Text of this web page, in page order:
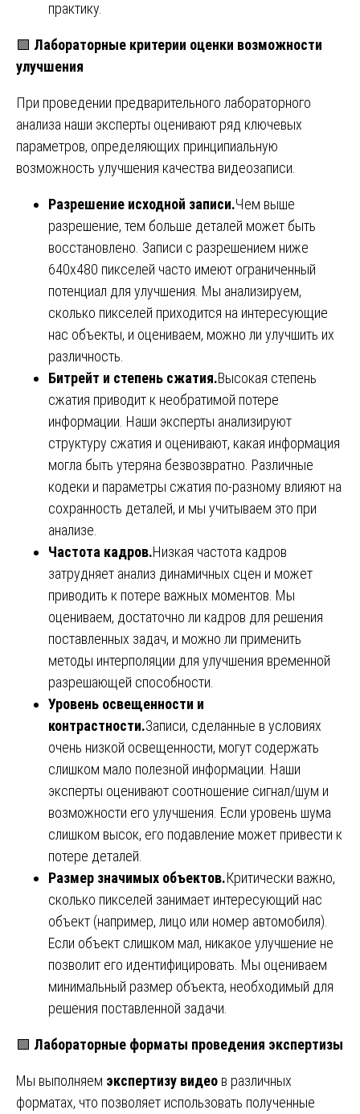
практику.
🟩 Лабораторные критерии оценки возможности
улучшения
При проведении предварительного лабораторного
анализа наши эксперты оценивают ряд ключевых
параметров, определяющих принципиальную
возможность улучшения качества видеозаписи.
Разрешение исходной записи.Чем выше
разрешение, тем больше деталей может быть
восстановлено. Записи с разрешением ниже
640х480 пикселей часто имеют ограниченный
потенциал для улучшения. Мы анализируем,
сколько пикселей приходится на интересующие
нас объекты, и оцениваем, можно ли улучшить их
различность.
Битрейт и степень сжатия.Высокая степень
сжатия приводит к необратимой потере
информации. Наши эксперты анализируют
структуру сжатия и оценивают, какая информация
могла быть утеряна безвозвратно. Различные
кодеки и параметры сжатия по-разному влияют на
сохранность деталей, и мы учитываем это при
анализе.
Частота кадров.Низкая частота кадров
затрудняет анализ динамичных сцен и может
приводить к потере важных моментов. Мы
оцениваем, достаточно ли кадров для решения
поставленных задач, и можно ли применить
методы интерполяции для улучшения временной
разрешающей способности.
Уровень освещенности и
контрастности.Записи, сделанные в условиях
очень низкой освещенности, могут содержать
слишком мало полезной информации. Наши
эксперты оценивают соотношение сигнал/шум и
возможности его улучшения. Если уровень шума
слишком высок, его подавление может привести к
потере деталей.
Размер значимых объектов.Критически важно,
сколько пикселей занимает интересующий нас
объект (например, лицо или номер автомобиля).
Если объект слишком мал, никакое улучшение не
позволит его идентифицировать. Мы оцениваем
минимальный размер объекта, необходимый для
решения поставленной задачи.
🟩 Лабораторные форматы проведения экспертизы
Мы выполняем экспертизу видео в различных
форматах, что позволяет использовать полученные